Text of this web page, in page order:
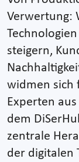
Verwertung:
steigern,
widmen sich
Experten
dem
zentrale
der digitalen